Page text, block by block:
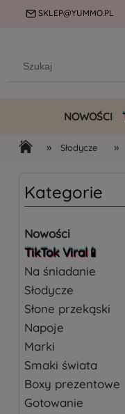
SKLEP@YUMMO.PL
NOWOŚCI
» Słodycze »
Kategorie
Nowości
TikTok Viral📱
Na śniadanie
Słodycze
Słone przekąski
Napoje
Marki
Smaki świata
Boxy prezentowe
Gotowanie